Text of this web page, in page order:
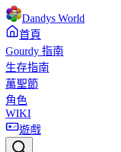
Dandys World
首頁
Gourdy 指南
生存指南
萬聖節
角色
WIKI
遊戲